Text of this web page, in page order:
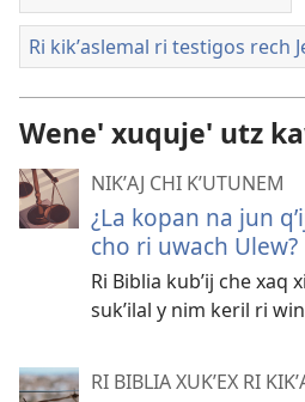
Ri kikʼaslemal ri testigos rech
Wene' xuquje' utz
NIKʼAJ CHI KʼUTUNEM
¿La kopan na jun
cho ri uwach Ulew?
Ri Biblia kubʼij che xaq
sukʼilal y nim keril ri
RI BIBLIA XUKʼEX RI